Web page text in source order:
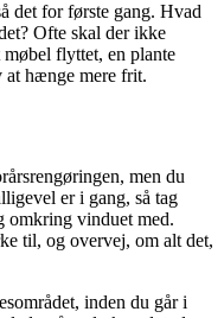
det for første gang. Hvad
Ofte skal der ikke
flyttet, en plante
at hænge mere frit.
men du
er i gang, så tag
omkring vinduet med.
til, og overvej, om alt det,
inden du går i